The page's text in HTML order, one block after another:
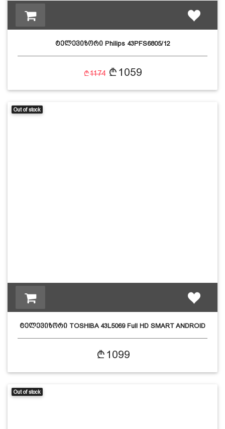
ტელევიზორი Philips 43PFS6805/12
1174 1059
Out of stock
ტელევიზორი TOSHIBA 43L5069 Full HD SMART ANDROID
1099
Out of stock